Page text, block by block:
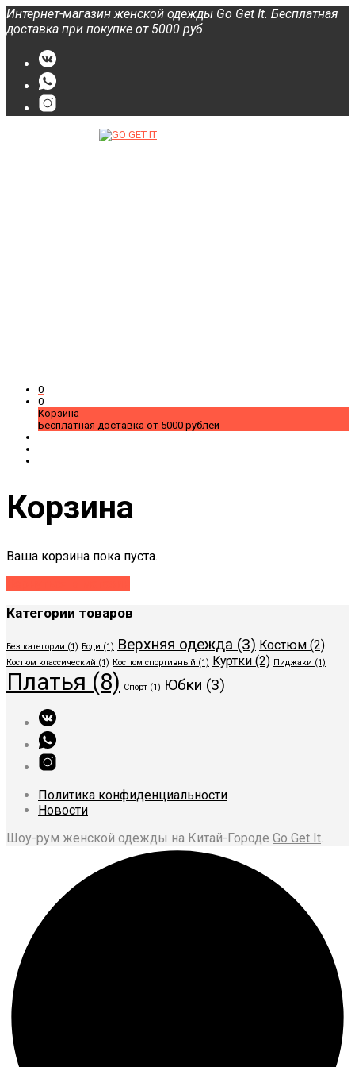
Интернет-магазин женской одежды Go Get It. Бесплатная
доставка при покупке от 5000 руб.
0
0
Корзина
Бесплатная доставка от 5000 рублей
Корзина
Ваша корзина пока пуста.
Категории товаров
Без категории (1) Боди (1) Верхняя одежда (3) Костюм (2)
Костюм классический (1) Костюм спортивный (1) Куртки (2) Пиджаки (1)
Платья (8) Спорт (1) Юбки (3)
Политика конфиденциальности
Новости
Шоу-рум женской одежды на Китай-Городе Go Get It